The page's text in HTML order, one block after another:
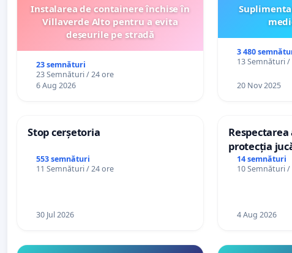
Instalarea de containere închise în
Villaverde Alto pentru a evita
deșeurile pe stradă
23 semnături
23 Semnături / 24 ore
6 Aug 2026
3 480
13 Semnături /
20 Nov 2025
Stop cerșetoria
553 semnături
11 Semnături / 24 ore
30 Jul 2026
protecția
casino
14 semnături
10 Semnături /
4 Aug 2026